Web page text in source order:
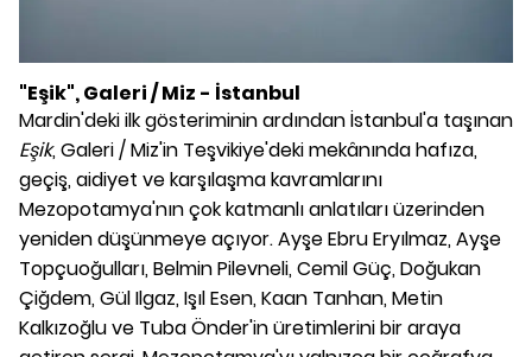
"Eşik", Galeri / Miz - İstanbul
Mardin'deki ilk gösteriminin ardından İstanbul'a taşınan
Eşik, Galeri / Miz'in Teşvikiye'deki mekânında hafıza,
geçiş, aidiyet ve karşılaşma kavramlarını
Mezopotamya'nın çok katmanlı anlatıları üzerinden
yeniden düşünmeye açıyor. Ayşe Ebru Eryılmaz, Ayşe
Topçuoğulları, Belmin Pilevneli, Cemil Güç, Doğukan
Çiğdem, Gül Ilgaz, Işıl Esen, Kaan Tanhan, Metin
Kalkızoğlu ve Tuba Önder'in üretimlerini bir araya